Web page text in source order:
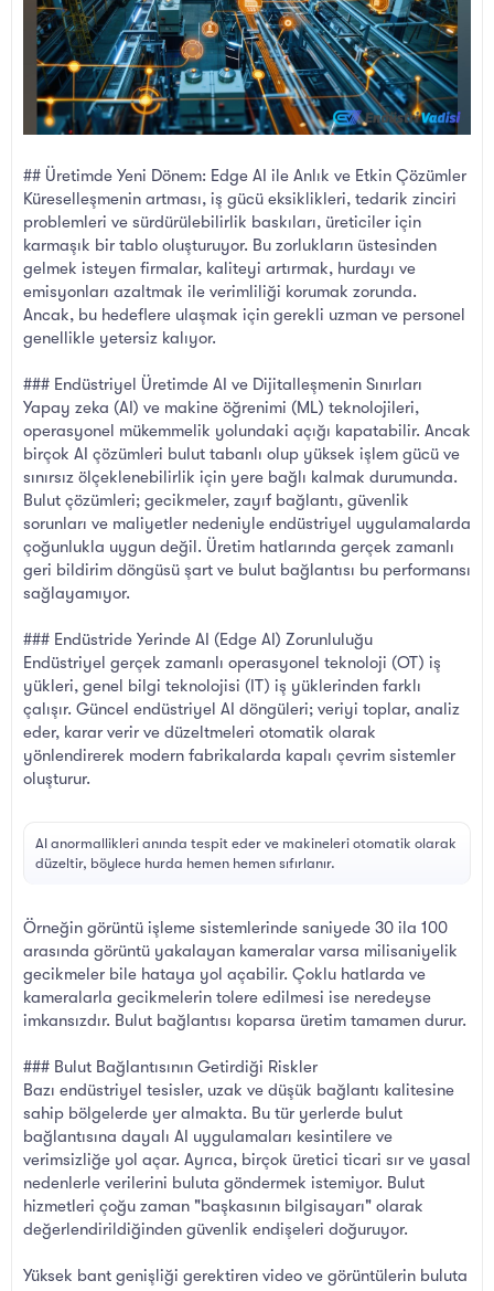
i
## Üretimde Yeni Dönem: Edge AI ile Anlık ve Etkin Çözümler
Küreselleşmenin artması, iş gücü eksiklikleri, tedarik zinciri
problemleri ve sürdürülebilirlik baskıları, üreticiler için
karmaşık bir tablo oluşturuyor. Bu zorlukların üstesinden
gelmek isteyen firmalar, kaliteyi artırmak, hurdayı ve
emisyonları azaltmak ile verimliliği korumak zorunda.
Ancak, bu hedeflere ulaşmak için gerekli uzman ve personel
genellikle yetersiz kalıyor.
### Endüstriyel Üretimde AI ve Dijitalleşmenin Sınırları
Yapay zeka (AI) ve makine öğrenimi (ML) teknolojileri,
operasyonel mükemmelik yolundaki açığı kapatabilir. Ancak
birçok AI çözümleri bulut tabanlı olup yüksek işlem gücü ve
sınırsız ölçeklenebilirlik için yere bağlı kalmak durumunda.
Bulut çözümleri; gecikmeler, zayıf bağlantı, güvenlik
sorunları ve maliyetler nedeniyle endüstriyel uygulamalarda
çoğunlukla uygun değil. Üretim hatlarında gerçek zamanlı
geri bildirim döngüsü şart ve bulut bağlantısı bu performansı
sağlayamıyor.
### Endüstride Yerinde AI (Edge AI) Zorunluluğu
Endüstriyel gerçek zamanlı operasyonel teknoloji (OT) iş
yükleri, genel bilgi teknolojisi (IT) iş yüklerinden farklı
çalışır. Güncel endüstriyel AI döngüleri; veriyi toplar, analiz
eder, karar verir ve düzeltmeleri otomatik olarak
yönlendirerek modern fabrikalarda kapalı çevrim sistemler
oluşturur.
AI anormallikleri anında tespit eder ve makineleri otomatik olarak
düzeltir, böylece hurda hemen hemen sıfırlanır.
Örneğin görüntü işleme sistemlerinde saniyede 30 ila 100
arasında görüntü yakalayan kameralar varsa milisaniyelik
gecikmeler bile hataya yol açabilir. Çoklu hatlarda ve
kameralarla gecikmelerin tolere edilmesi ise neredeyse
imkansızdır. Bulut bağlantısı koparsa üretim tamamen durur.
### Bulut Bağlantısının Getirdiği Riskler
Bazı endüstriyel tesisler, uzak ve düşük bağlantı kalitesine
sahip bölgelerde yer almakta. Bu tür yerlerde bulut
bağlantısına dayalı AI uygulamaları kesintilere ve
verimsizliğe yol açar. Ayrıca, birçok üretici ticari sır ve yasal
nedenlerle verilerini buluta göndermek istemiyor. Bulut
hizmetleri çoğu zaman "başkasının bilgisayarı" olarak
değerlendirildiğinden güvenlik endişeleri doğuruyor.
Yüksek bant genişliği gerektiren video ve görüntülerin buluta